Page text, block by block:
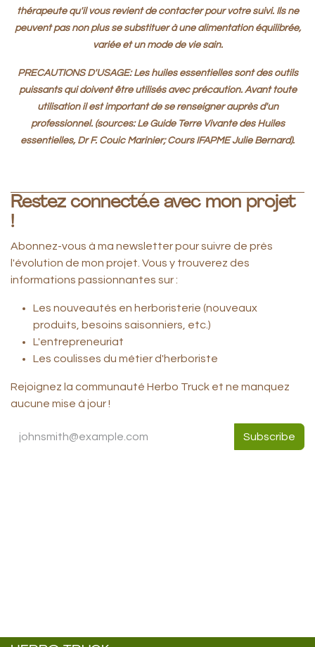
thérapeute qu'il vous revient de contacter pour votre suivi. Ils ne
peuvent pas non plus se substituer à une alimentation équilibrée,
variée et un mode de vie sain.
PRECAUTIONS D'USAGE: Les huiles essentielles sont des outils
puissants qui doivent être utilisés avec précaution. Avant toute
utilisation il est important de se renseigner auprès d'un
professionnel. (sources: Le Guide Terre Vivante des Huiles
essentielles, Dr F. Couic Marinier; Cours IFAPME Julie Bernard).
Restez connecté.e avec mon projet
!
Abonnez-vous à ma newsletter pour suivre de près
l'évolution de mon projet. Vous y trouverez des
informations passionnantes sur :
Les nouveautés en herboristerie (nouveaux
produits, besoins saisonniers, etc.)
L'entrepreneuriat
Les coulisses du métier d'herboriste
Rejoignez la communauté Herbo Truck et ne manquez
aucune mise à jour !
Subscribe